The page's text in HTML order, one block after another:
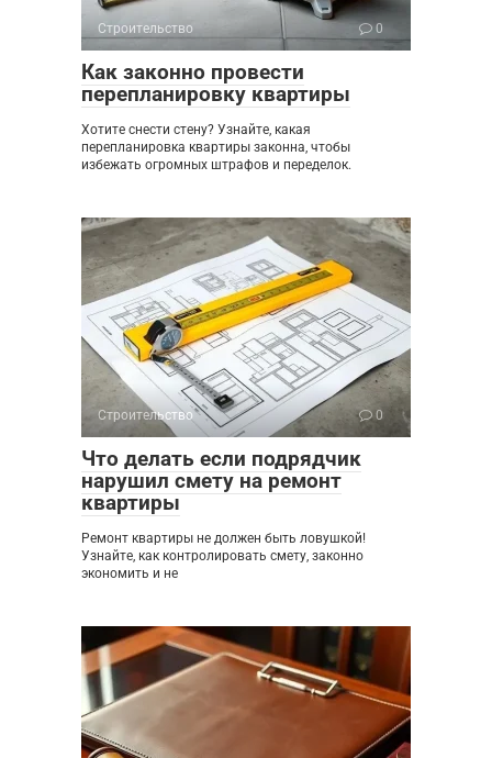
Строительство 0
Как законно провести
перепланировку квартиры
Хотите снести стену? Узнайте, какая
перепланировка квартиры законна, чтобы
избежать огромных штрафов и переделок.
Строительство 0
Что делать если подрядчик
нарушил смету на ремонт
квартиры
Ремонт квартиры не должен быть ловушкой!
Узнайте, как контролировать смету, законно
экономить и не